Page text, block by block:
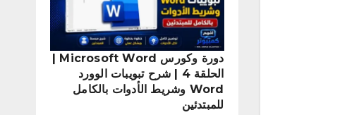
دورة وكورس Microsoft Word |
الحلقة 4 | شرح تبويبات الوورد
Word وشريط الأدوات بالكامل
للمبتدئين